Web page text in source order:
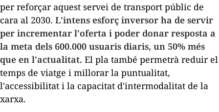
per reforçar aquest servei de transport públic de
cara al 2030. L'intens esforç inversor ha de servir
per incrementar l'oferta i poder donar resposta a
la meta dels 600.000 usuaris diaris, un 50% més
que en l'actualitat. El pla també permetrà reduir el
temps de viatge i millorar la puntualitat,
l'accessibilitat i la capacitat d'intermodalitat de la
xarxa.